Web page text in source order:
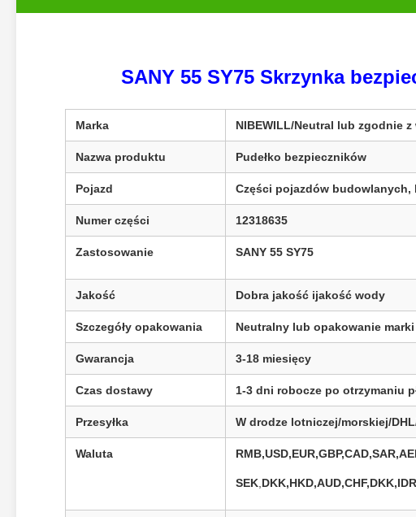
SANY 55 SY75 Skrzynka
Marka NIBEWILL/Neutral lub zgodnie z
Nazwa produktu Pudełko bezpieczników
Pojazd Części pojazdów budowlanych,
Numer części 12318635
Zastosowanie SANY 55 SY75
Jakość Dobra jakość ijakość wody
Szczegóły opakowania Neutralny lub opakowanie marki
Gwarancja 3-18 miesięcy
Czas dostawy 1-3 dni robocze po otrzymaniu
Przesyłka W drodze lotniczej/morskiej/
Waluta
SEK